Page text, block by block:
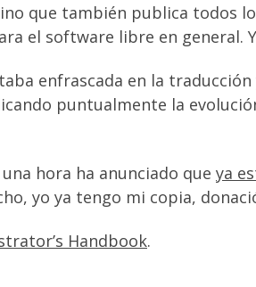
que también publica todos
el software libre en general. Y
enfrascada en la
puntualmente la
hora ha anunciado que ya
yo ya tengo mi copia,
Handbook.